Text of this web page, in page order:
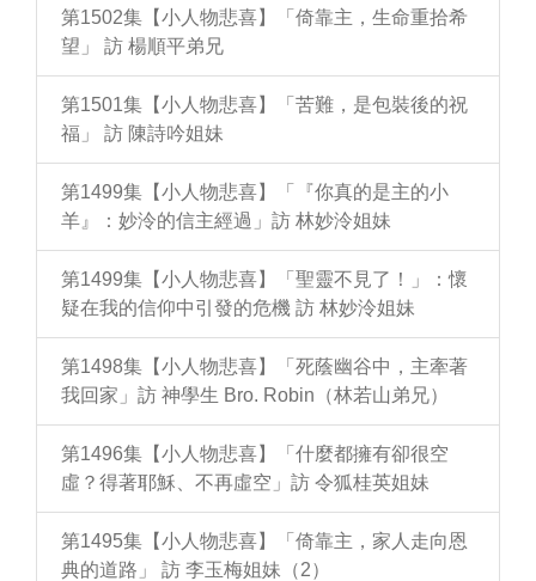
第1502集【小人物悲喜】「倚靠主，生命重拾希
望」 訪 楊順平弟兄
第1501集【小人物悲喜】「苦難，是包裝後的祝
福」 訪 陳詩吟姐妹
第1499集【小人物悲喜】「『你真的是主的小
羊』：妙泠的信主經過」訪 林妙泠姐妹
第1499集【小人物悲喜】「聖靈不見了！」：懷
疑在我的信仰中引發的危機 訪 林妙泠姐妹
第1498集【小人物悲喜】「死蔭幽谷中，主牽著
我回家」訪 神學生 Bro. Robin（林若山弟兄）
第1496集【小人物悲喜】「什麼都擁有卻很空
虛？得著耶穌、不再虛空」訪 令狐桂英姐妹
第1495集【小人物悲喜】「倚靠主，家人走向恩
典的道路」 訪 李玉梅姐妹（2）